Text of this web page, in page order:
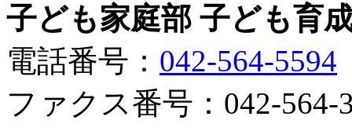
子ども家庭部 子ども育
電話番号： 042-564-5594
ファクス番号：042-564-